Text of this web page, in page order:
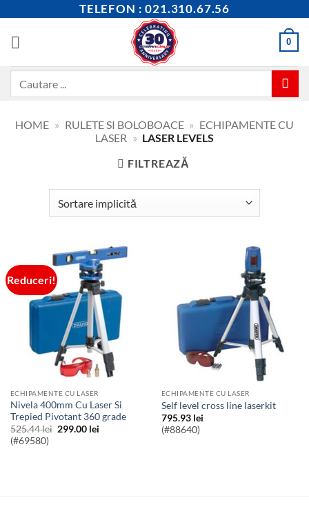
content
TELEFON : 021.310.67.56
0
HOME » RULETE SI BOLOBOACE » ECHIPAMENTE CU
LASER » LASER LEVELS
FILTREAZĂ
Reduceri!
ECHIPAMENTE CU LASER
Nivela 400mm Cu Laser Si
Trepied Pivotant 360 grade
525.44lei Prețul
299.00 leiPrețul
(#69580)
ECHIPAMENTE CU LASER
self level cross line laserkit
795.93 lei
(#88640)